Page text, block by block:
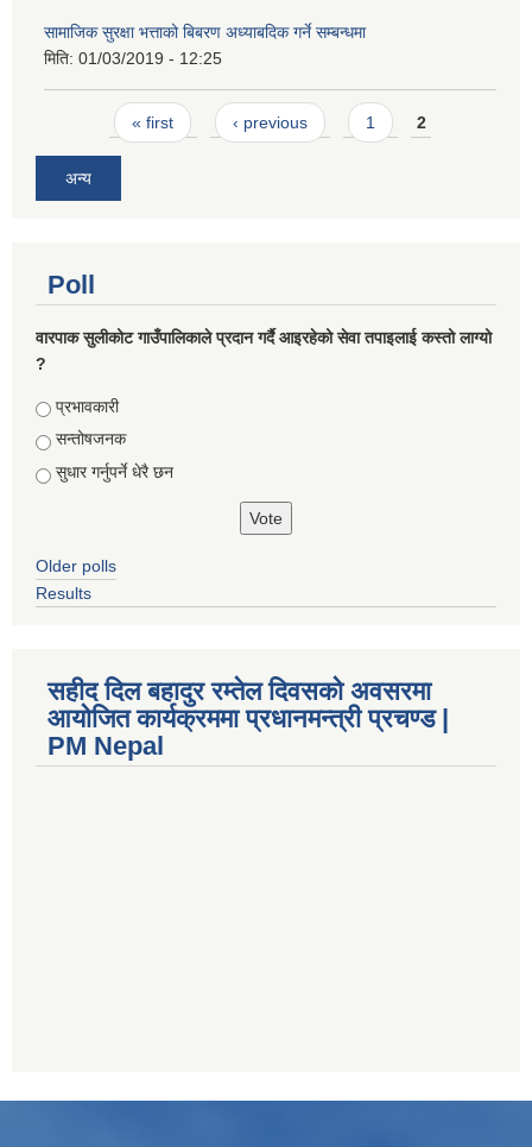
सामाजिक सुरक्षा भत्ताको बिबरण अध्याबदिक गर्ने सम्बन्धमा
मिति: 01/03/2019 - 12:25
Pages« first ‹ previous 1 2
अन्य
Poll
वारपाक सुलीकोट गाउँपालिकाले प्रदान गर्दै आइरहेको सेवा तपाइलाई कस्तो लाग्यो
?
Choices
प्रभावकारी
सन्तोषजनक
सुधार गर्नुपर्ने धेरै छन
Older polls
Results
सहीद दिल बहादुर रम्तेल दिवसको अवसरमा
आयोजित कार्यक्रममा प्रधानमन्त्री प्रचण्ड |
PM Nepal